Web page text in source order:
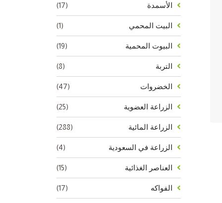
الأسمدة (17)
البيت المحمي (1)
البيوت المحمية (19)
التربة (8)
الخضروات (47)
الزراعة العضوية (25)
الزراعة المائية (288)
الزراعة في السعودية (4)
العناصر الغذائية (15)
الفواكه (17)